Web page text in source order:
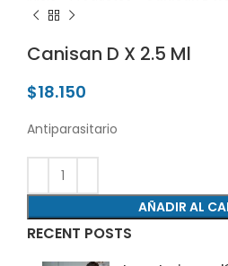
Canisan D X 2.5 Ml
$18.150
Antiparasitario
AÑADIR AL
RECENT POSTS